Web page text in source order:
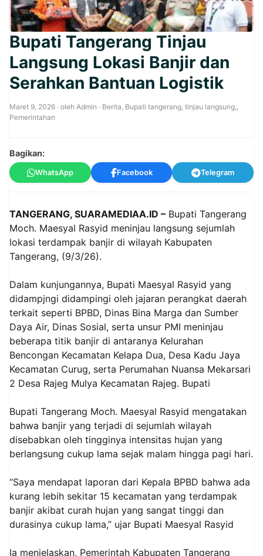
Bupati Tangerang Tinjau
Langsung Lokasi Banjir dan
Serahkan Bantuan Logistik
Maret 9, 2026 · oleh Admin · Berita, Bupati tangerang, tinjau langsung,,
Pemerintahan
Bagikan:
WhatsApp Facebook Telegram
TANGERANG, SUARAMEDIAA.ID – Bupati Tangerang
Moch. Maesyal Rasyid meninjau langsung sejumlah
lokasi terdampak banjir di wilayah Kabupaten
Tangerang, (9/3/26).
Dalam kunjungannya, Bupati Maesyal Rasyid yang
didampjngi didampingi oleh jajaran perangkat daerah
terkait seperti BPBD, Dinas Bina Marga dan Sumber
Daya Air, Dinas Sosial, serta unsur PMI meninjau
beberapa titik banjir di antaranya Kelurahan
Bencongan Kecamatan Kelapa Dua, Desa Kadu Jaya
Kecamatan Curug, serta Perumahan Nuansa Mekarsari
2 Desa Rajeg Mulya Kecamatan Rajeg. Bupati
Bupati Tangerang Moch. Maesyal Rasyid mengatakan
bahwa banjir yang terjadi di sejumlah wilayah
disebabkan oleh tingginya intensitas hujan yang
berlangsung cukup lama sejak malam hingga pagi hari.
“Saya mendapat laporan dari Kepala BPBD bahwa ada
kurang lebih sekitar 15 kecamatan yang terdampak
banjir akibat curah hujan yang sangat tinggi dan
durasinya cukup lama,” ujar Bupati Maesyal Rasyid
Ia menjelaskan, Pemerintah Kabupaten Tangerang